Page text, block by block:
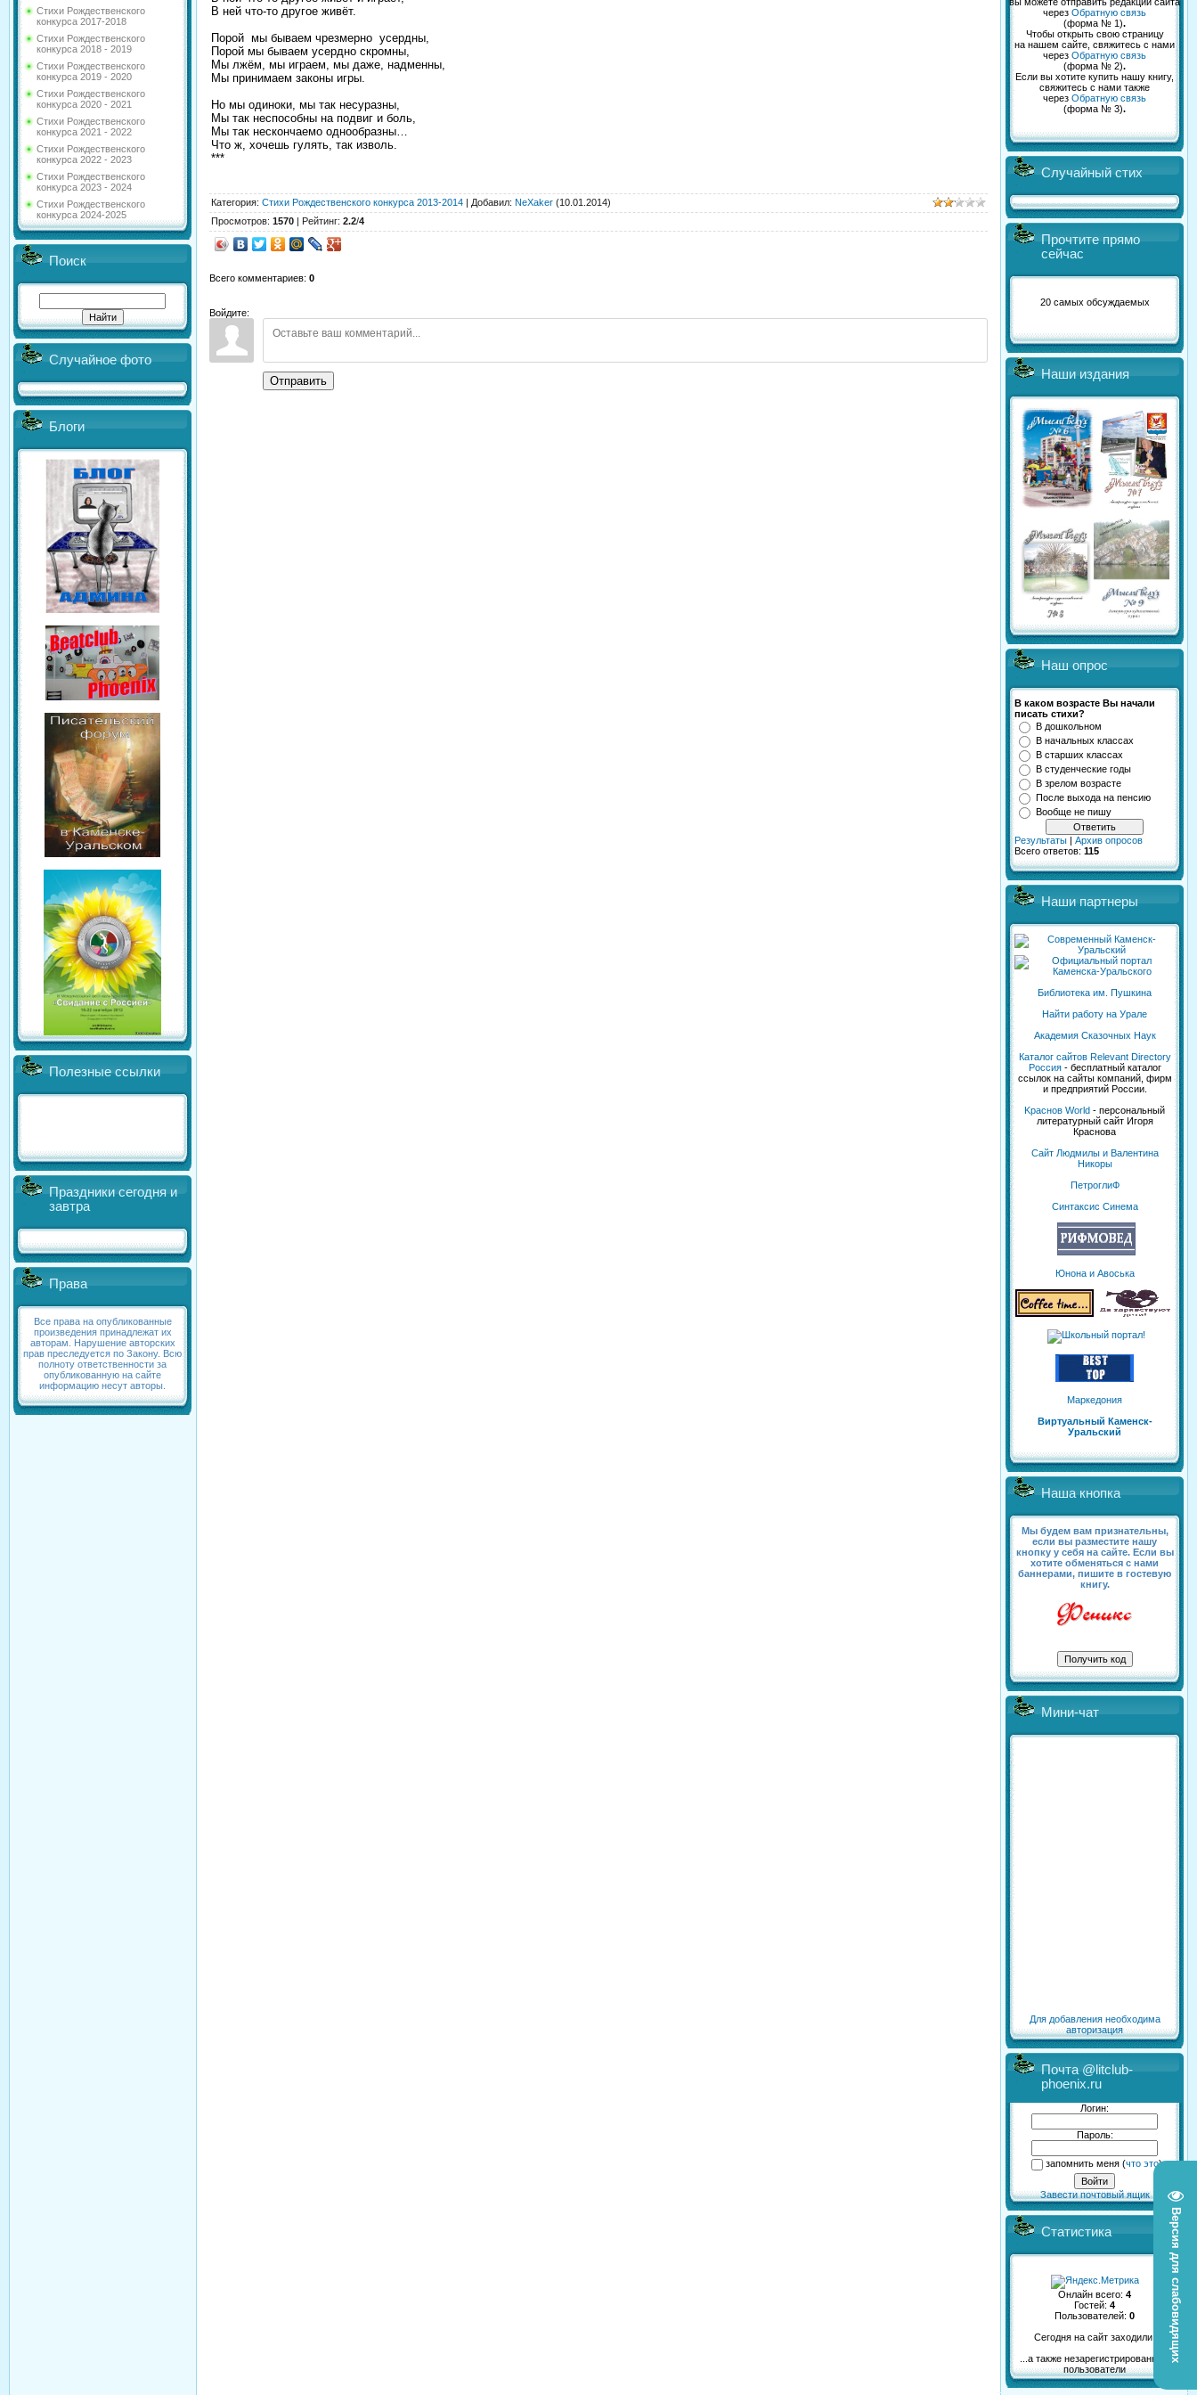
Версия для слабовидящих
Стихи Рождественского
конкурса 2017-2018
Стихи Рождественского
конкурса 2018 - 2019
Стихи Рождественского
конкурса 2019 - 2020
Стихи Рождественского
конкурса 2020 - 2021
Стихи Рождественского
конкурса 2021 - 2022
Стихи Рождественского
конкурса 2022 - 2023
Стихи Рождественского
конкурса 2023 - 2024
Стихи Рождественского
конкурса 2024-2025
Поиск
Случайное фото
Блоги
Полезные ссылки
Праздники сегодня и
завтра
Права
Все права на опубликованные
произведения принадлежат их
авторам. Нарушение авторских
прав преследуется по Закону. Всю
полноту ответственности за
опубликованную на сайте
информацию несут авторы.
В ней что-то другое живёт.
Порой мы бываем чрезмерно усердны,
Порой мы бываем усердно скромны,
Мы лжём, мы играем, мы даже, надменны,
Мы принимаем законы игры.
Но мы одиноки, мы так несуразны,
Мы так неспособны на подвиг и боль,
Мы так нескончаемо однообразны…
Что ж, хочешь гулять, так изволь.
***
Категория: Стихи Рождественского конкурса 2013-2014 | Добавил: NeXaker (10.01.2014)
Просмотров: 1570 | Рейтинг: 2.2/4
Всего комментариев: 0
Войдите:
Отправить
через Обратную связь
(форма № 1).
Чтобы открыть свою страницу
на нашем сайте, свяжитесь с нами
через Обратную связь
(форма № 2).
Если вы хотите купить нашу книгу,
свяжитесь с нами также
через Обратную связь
(форма № 3).
Случайный стих
Прочтите прямо
сейчас
20 самых обсуждаемых
Наши издания
Наш опрос
В каком возрасте Вы начали
писать стихи?
В дошкольном
В начальных классах
В старших классах
В студенческие годы
В зрелом возрасте
После выхода на пенсию
Вообще не пишу
Результаты | Архив опросов
Всего ответов: 115
Наши партнеры
Библиотека им. Пушкина
Найти работу на Урале
Академия Сказочных Наук
Каталог сайтов Relevant Directory
Россия- бесплатный каталог
ссылок на сайты компаний, фирм
и предприятий России.
Kраснов World - персональный
литературный сайт Игоря
Краснова
Сайт Людмилы и Валентина
Никоры
ПетроглиФ
Синтаксис Синема
Юнона и Авоська
Маркедония
Виртуальный Каменск-
Уральский
Наша кнопка
Мы будем вам признательны,
если вы разместите нашу
кнопку у себя на сайте. Если вы
хотите обменяться с нами
баннерами, пишите в гостевую
книгу.
Мини-чат
Для добавления необходима
авторизация
Почта @litclub-
phoenix.ru
Логин:
Пароль:
запомнить меня(что это)
Завести почтовый ящик
Статистика
Онлайн всего: 4
Гостей: 4
Пользователей: 0
Сегодня на сайт заходили:
...а также незарегистрированные
пользователи